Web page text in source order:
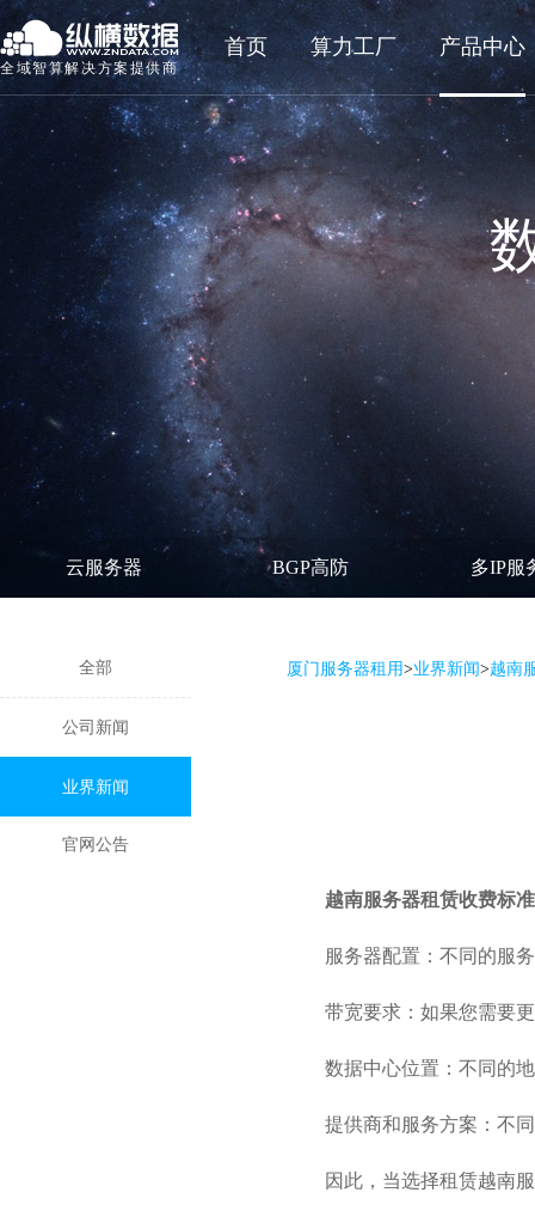
全域智算解决方案提供商
首页 算力工厂 产品中心
云服务器 BGP高防 多IP服
全部
公司新闻
业界新闻
官网公告
厦门服务器租用>业界新闻>越南
越南服务器租赁收费标
服务器配置：不同的服
带宽要求：如果您需要
数据中心位置：不同的
提供商和服务方案：不
因此，当选择租赁越南